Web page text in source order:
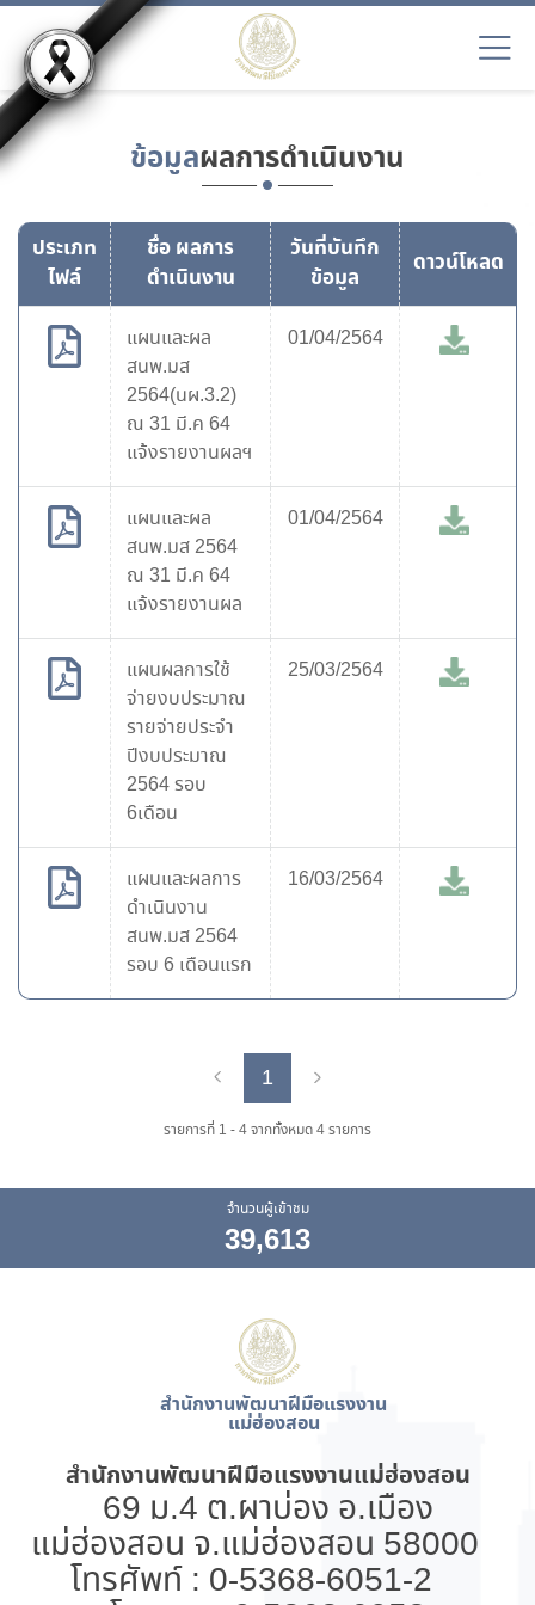
ข้อมูลผลการดำเนินงาน
ประเภท
ไฟล์
ชื่อ ผลการ
ดำเนินงาน
วันที่บันทึก
ข้อมูล
ดาวน์โหลด
แผนและผล
สนพ.มส
2564(นผ.3.2)
ณ 31 มี.ค 64
แจ้งรายงานผลฯ
01/04/2564
แผนและผล
สนพ.มส 2564
ณ 31 มี.ค 64
แจ้งรายงานผล
01/04/2564
แผนผลการใช้
จ่ายงบประมาณ
รายจ่ายประจำ
ปีงบประมาณ
2564 รอบ
6เดือน
25/03/2564
แผนและผลการ
ดำเนินงาน
สนพ.มส 2564
รอบ 6 เดือนแรก
16/03/2564
Previous
1
รายการที่ 1 - 4 จากทั้งหมด 4 รายการ
จำนวนผู้เข้าชม
39,613
สำนักงานพัฒนาฝีมือแรงงาน
แม่ฮ่องสอน
สำนักงานพัฒนาฝีมือแรงงานแม่ฮ่องสอน
69 ม.4 ต.ผาบ่อง อ.เมือง
แม่ฮ่องสอน จ.แม่ฮ่องสอน 58000
โทรศัพท์ : 0-5368-6051-2